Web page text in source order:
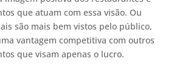
que atuam com essa visão. Ou
são mais bem vistos pelo público,
vantagem competitiva com outros
que visam apenas o lucro.